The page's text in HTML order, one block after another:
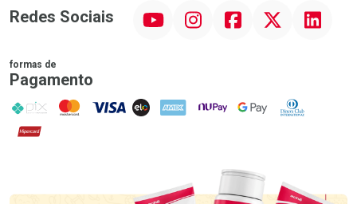
Redes Sociais InstagramFacebookTwitter Linkedin
formas de
Pagamento
PIX MasterCard
VISA ELO AMEX NuPay Google PayDiners Club
Hipercard
Promoção em Destaque